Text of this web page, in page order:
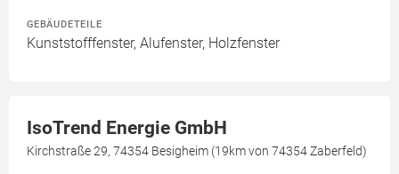
GEBÄUDETEILE
Kunststofffenster, Alufenster, Holzfenster
IsoTrend Energie GmbH
Kirchstraße 29, 74354 Besigheim (19km von 74354 Zaberfeld)